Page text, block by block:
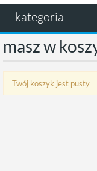
kategoria
masz w
Twój koszyk jest pusty